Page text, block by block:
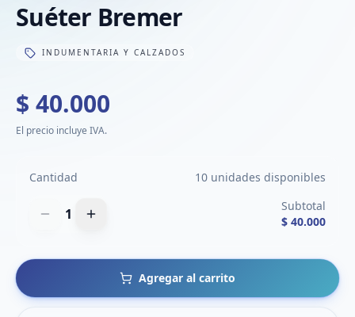
Suéter Bremer
INDUMENTARIA Y CALZADOS
$ 40.000
El precio incluye IVA.
Cantidad 10 unidades disponibles
1
Subtotal
$ 40.000
Agregar al carrito